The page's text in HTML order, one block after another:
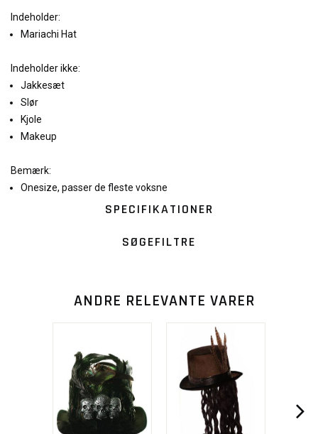
Indeholder:
Mariachi Hat
Indeholder ikke:
Jakkesæt
Slør
Kjole
Makeup
Bemærk:
Onesize, passer de fleste voksne
SPECIFIKATIONER
SØGEFILTRE
ANDRE RELEVANTE VARER